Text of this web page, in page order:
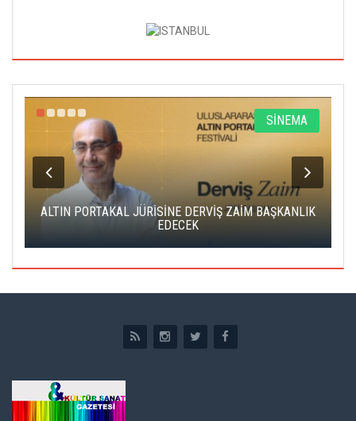
SİNEMA
ALTIN PORTAKAL JÜRİSİNE DERVİŞ ZAİM BAŞKANLIK
EDECEK